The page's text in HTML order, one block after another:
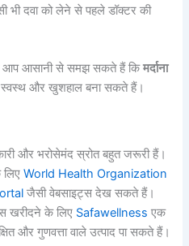
भी दवा को लेने से पहले डॉक्टर की
से आप आसानी से समझ सकते हैं किमर्दाना
और खुशहाल बना सकते हैं।
और भरोसेमंद स्रोत बहुत जरूरी हैं।
लिएWorld Health Organization
जैसी वेबसाइट्स देख सकते हैं।
खरीदने के लिए Safawellness एक
और गुणवत्ता वाले उत्पाद पा सकते हैं।